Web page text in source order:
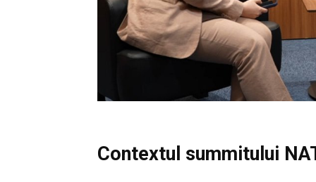
Contextul summitului